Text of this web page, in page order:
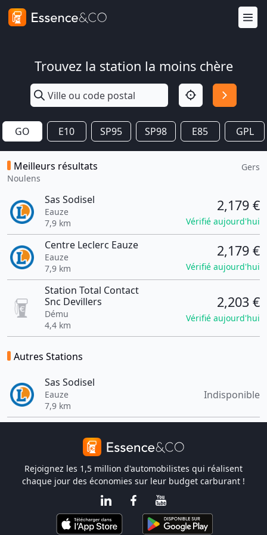
Trouvez la station la moins chère
GO E10 SP95 SP98 E85 GPL
Meilleurs résultats
Noulens
Gers
Sas Sodisel
Eauze
7,9 km
2,179 €
Vérifié aujourd'hui
Centre Leclerc Eauze
Eauze
7,9 km
2,179 €
Vérifié aujourd'hui
Station Total Contact
Snc Devillers
Dému
4,4 km
2,203 €
Vérifié aujourd'hui
Autres Stations
Sas Sodisel
Eauze
7,9 km
Indisponible
Rejoignez les 1,5 million d'automobilistes qui réalisent
chaque jour des économies sur leur budget carburant !